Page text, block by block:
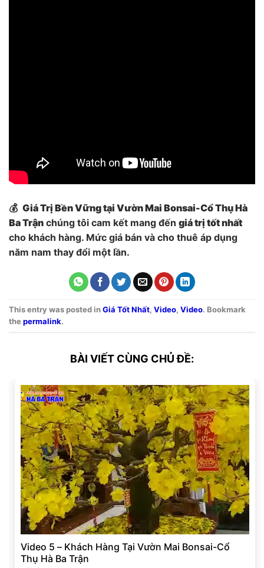
💰 Giá Trị Bền Vững tại Vườn Mai Bonsai-Cổ Thụ Hà
Ba Trận chúng tôi cam kết mang đến giá trị tốt nhất
cho khách hàng. Mức giá bán và cho thuê áp dụng
năm nam thay đổi một lần.
This entry was posted inGiá Tốt Nhất, Video, Video. Bookmark
thepermalink.
BÀI VIẾT CÙNG CHỦ ĐỀ:
Video 5 – Khách Hàng Tại Vườn Mai Bonsai-Cổ
Thụ Hà Ba Trận